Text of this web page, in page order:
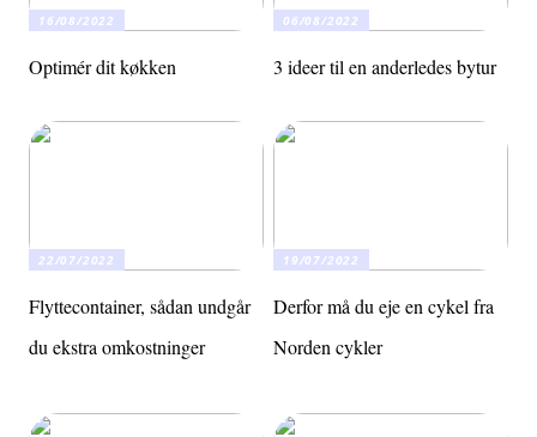
16/08/2022
Optimér dit køkken
06/08/2022
3 ideer til en anderledes bytur
22/07/2022
Flyttecontainer, sådan undgår
du ekstra omkostninger
19/07/2022
Derfor må du eje en cykel fra
Norden cykler